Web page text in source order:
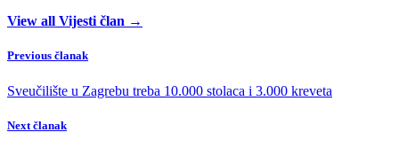
View all Vijesti član →
Previous članak
Sveučilište u Zagrebu treba 10.000 stolaca i 3.000 kreveta
Next članak